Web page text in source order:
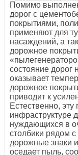
Помимо
дорог с
покрытиями,
применяют для
насаждений, а
дорожное
состояние дорог
оказывает
дорожное
приводит к
Естественно,
инфраструктуре
нуждающихся в
столбики рядом
дорожные знаки
оседает пыль,